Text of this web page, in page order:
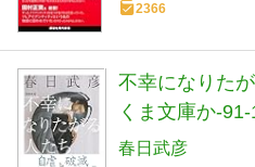
2366
不幸になりた
くま文庫か-91-
春日武彦